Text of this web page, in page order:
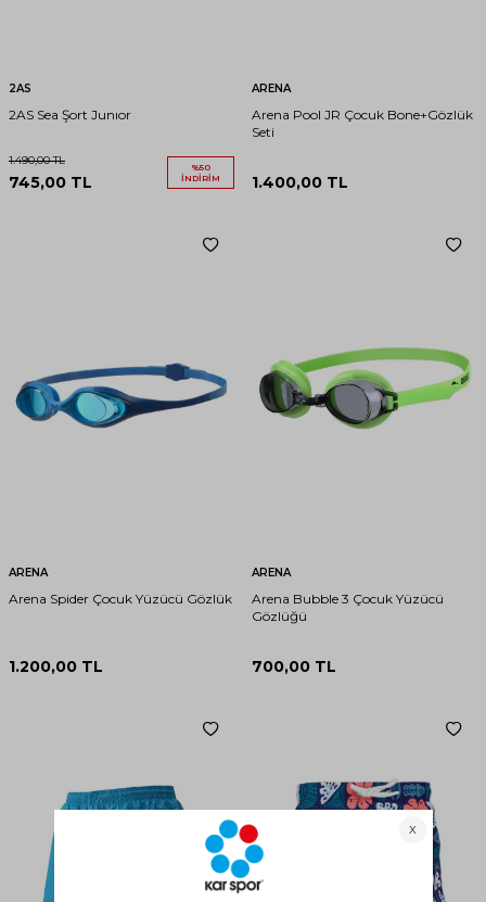
2AS
2AS Sea Şort Junıor
1.490,00TL
745,00 TL
%50
İNDIRIM
ARENA
Arena Pool JR Çocuk Bone+Gözlük
Seti
1.400,00 TL
ARENA
Arena Spider Çocuk Yüzücü Gözlük
1.200,00 TL
ARENA
Arena Bubble 3 Çocuk Yüzücü
Gözlüğü
700,00 TL